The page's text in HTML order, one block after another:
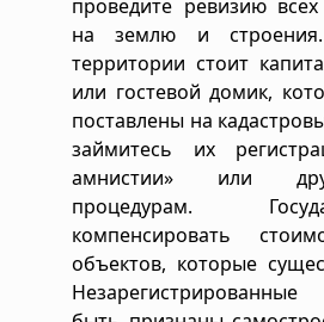
проведите ревизию
на землю и
территории стоит
или гостевой домик,
поставлены на
займитесь их
амнистии» или
процедурам.
компенсировать
объектов, которые